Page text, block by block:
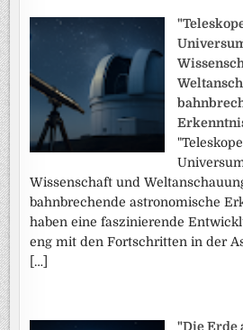
Wissenschaft und
bahnbrechende astronomische
haben eine faszinierende
eng mit den Fortschritten in der
[…]
"Die Erde